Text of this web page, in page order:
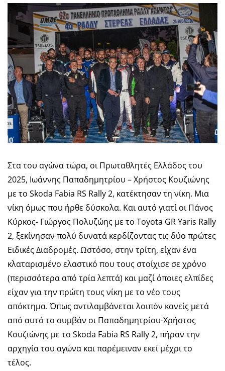
Στα του αγώνα τώρα, οι Πρωταθλητές Ελλάδος του
2025, Ιωάννης Παπαδημητρίου – Χρήστος Κουζιώνης
με το Skoda Fabia RS Rally 2, κατέκτησαν τη νίκη. Μια
νίκη όμως που ήρθε δύσκολα. Και αυτό γιατί οι Πάνος
Κύρκος- Γιώργος Πολυζώης με το Toyota GR Yaris Rally
2, ξεκίνησαν πολύ δυνατά κερδίζοντας τις δύο πρώτες
Ειδικές Διαδρομές. Ωστόσο, στην τρίτη, είχαν ένα
κλαταρισμένο ελαστικό που τους στοίχισε σε χρόνο
(περισσότερα από τρία λεπτά) και μαζί όποιες ελπίδες
είχαν για την πρώτη τους νίκη με το νέο τους
απόκτημα. Όπως αντιλαμβάνεται λοιπόν κανείς μετά
από αυτό το συμβάν οι Παπαδημητρίου-Χρήστος
Κουζιώνης με το Skoda Fabia RS Rally 2, πήραν την
αρχηγία του αγώνα και παρέμειναν εκεί μέχρι το
τέλος.